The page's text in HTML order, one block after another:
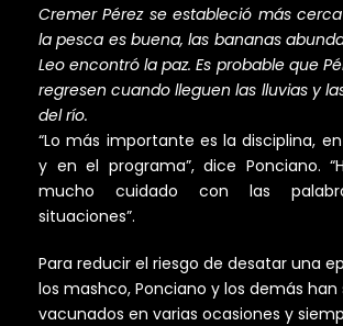
Cremer Pérez se estableció más
la pesca es buena, las bananas
Leo encontró la paz. Es probable que
regresen cuando lleguen las lluvias y
del río.
“Lo más importante es la disciplina,
y en el programa”, dice Ponciano.
mucho cuidado con las
situaciones”.
Para reducir el riesgo de desatar una
los mashco, Ponciano y los demás han
vacunados en varias ocasiones y